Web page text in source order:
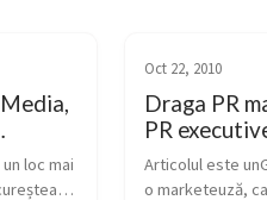
loc mai
Oct 22, 2010
Draga PR
PR
assistant
Articolul este
o marketeuză,